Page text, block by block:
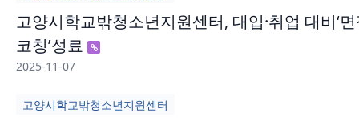
고양시학교밖청소년지원센터, 대입·취업 대비‘
코칭’성료
2025-11-07
고양시학교밖청소년지원센터